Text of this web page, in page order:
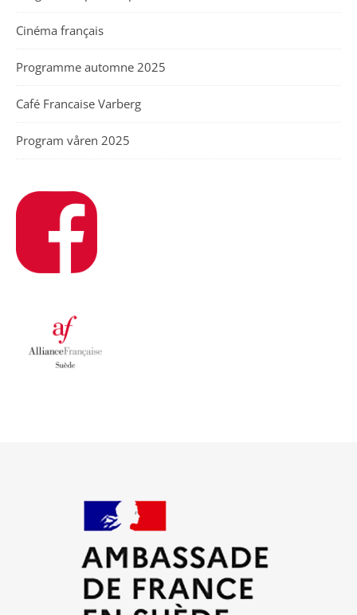
Cinéma français
Programme automne 2025
Café Francaise Varberg
Program våren 2025